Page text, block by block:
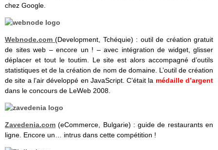
chez Google.
Webnode.com(Development, Tchéquie) : outil de création gratuit
de sites web – encore un ! – avec intégration de widget, glisser
déplacer et tout le toutim. Le site est alors accompagné d’outils
statistiques et de la création de nom de domaine. L’outil de création
de site a l’air développé en JavaScript. C’était la médaille d’argent
dans le concours de LeWeb 2008.
Zavedenia.com (eCommerce, Bulgarie) : guide de restaurants en
ligne. Encore un… intrus dans cette compétition !